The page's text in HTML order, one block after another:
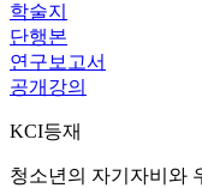
학술지
단행본
연구보고서
공개강의
KCI등재
청소년의 자기자비와